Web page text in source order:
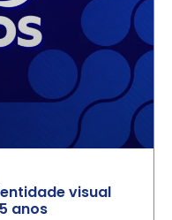
visual
anos